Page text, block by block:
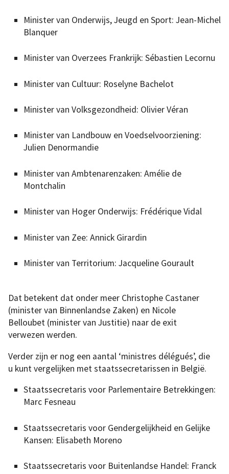
Minister van Onderwijs, Jeugd en Sport: Jean-Michel
Blanquer
Minister van Overzees Frankrijk: Sébastien Lecornu
Minister van Cultuur: Roselyne Bachelot
Minister van Volksgezondheid: Olivier Véran
Minister van Landbouw en Voedselvoorziening:
Julien Denormandie
Minister van Ambtenarenzaken: Amélie de
Montchalin
Minister van Hoger Onderwijs: Frédérique Vidal
Minister van Zee: Annick Girardin
Minister van Territorium: Jacqueline Gourault
Dat betekent dat onder meer Christophe Castaner
(minister van Binnenlandse Zaken) en Nicole
Belloubet (minister van Justitie) naar de exit
verwezen werden.
Verder zijn er nog een aantal ‘ministres délégués’, die
u kunt vergelijken met staatssecretarissen in België.
Staatssecretaris voor Parlementaire Betrekkingen:
Marc Fesneau
Staatssecretaris voor Gendergelijkheid en Gelijke
Kansen: Elisabeth Moreno
Staatssecretaris voor Buitenlandse Handel: Franck